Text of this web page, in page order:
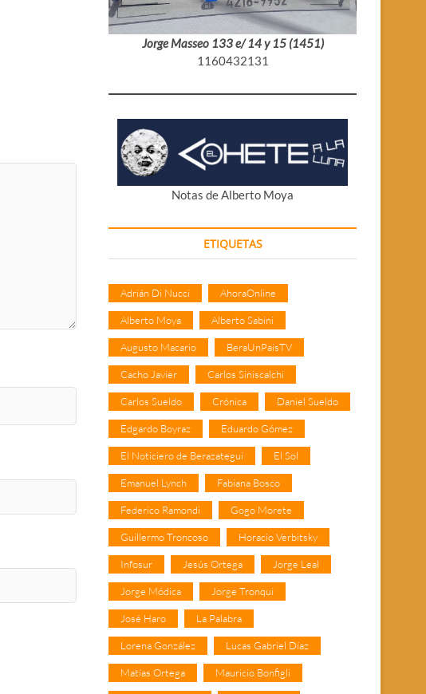
Jorge Masseo 133 e/ 14 y 15 (1451)
1160432131
Notas de Alberto Moya
ETIQUETAS
Adrián Di Nucci AhoraOnline
Alberto Moya Alberto Sabini
Augusto Macario BeraUnPaisTV
Cacho Javier Carlos Siniscalchi
Carlos Sueldo Crónica Daniel Sueldo
Edgardo Boyraz Eduardo Gómez
El Noticiero de Berazategui El Sol
Emanuel Lynch Fabiana Bosco
Federico Ramondi Gogo Morete
Guillermo Troncoso Horacio Verbitsky
Infosur Jesús Ortega Jorge Leal
Jorge Módica Jorge Tronqui
José Haro La Palabra
Lorena González Lucas Gabriel Díaz
Matías Ortega Mauricio Bonfigli